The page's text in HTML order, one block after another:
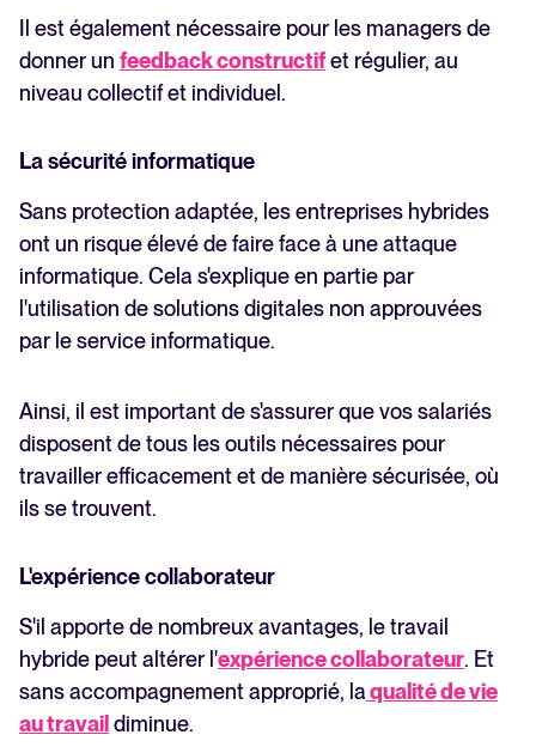
Il est également nécessaire pour les managers de
donner un feedback constructifet régulier, au
niveau collectif et individuel.
La sécurité informatique
Sans protection adaptée, les entreprises hybrides
ont un risque élevé de faire face à une attaque
informatique. Cela s'explique en partie par
l'utilisation de solutions digitales non approuvées
par le service informatique.
Ainsi, il est important de s'assurer que vos salariés
disposent de tous les outils nécessaires pour
travailler efficacement et de manière sécurisée, où
ils se trouvent.
L'expérience collaborateur
S'il apporte de nombreux avantages, le travail
hybride peut altérer l'expérience collaborateur. Et
sans accompagnement approprié, laqualité de vie
au travail diminue.